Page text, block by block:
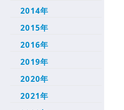
2014年
2015年
2016年
2019年
2020年
2021年